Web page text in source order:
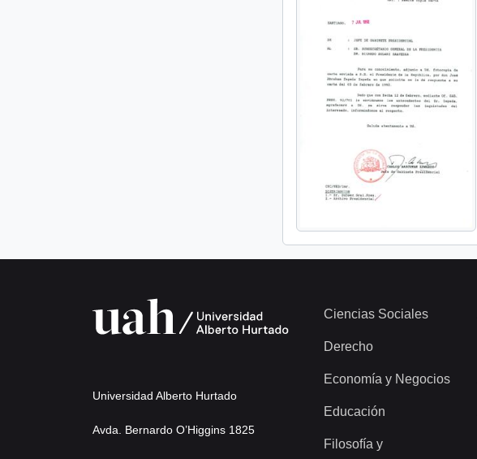
Universidad Alberto Hurtado
Avda. Bernardo O’Higgins 1825
Ciencias Sociales
Derecho
Economía y Negocios
Educación
Filosofía y